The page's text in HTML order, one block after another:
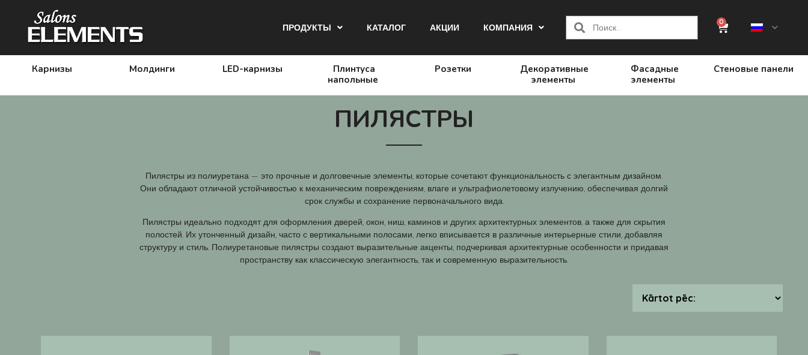
ПРОДУКТЫ КАТАЛОГ АКЦИИ КОМПАНИЯ
0
Карнизы Молдинги LED-карнизы
Плинтуса
напольные
Розетки
Декоративные
элементы
Фасадные
элементы
Стеновые панели
ПИЛЯСТРЫ
Пилястры из полиуретана — это прочные и долговечные элементы, которые сочетают функциональность с элегантным дизайном.
Они обладают отличной устойчивостью к механическим повреждениям, влаге и ультрафиолетовому излучению, обеспечивая долгий
срок службы и сохранение первоначального вида.
Пилястры идеально подходят для оформления дверей, окон, ниш, каминов и других архитектурных элементов, а также для скрытия
полостей. Их утонченный дизайн, часто с вертикальными полосами, легко вписывается в различные интерьерные стили, добавляя
структуру и стиль. Полиуретановые пилястры создают выразительные акценты, подчеркивая архитектурные особенности и придавая
пространству как классическую элегантность, так и современную выразительность.